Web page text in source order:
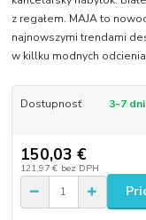
z regałem. MAJA to
najnowszymi trendami
w killku modnych
Dostupnosť 3-7 dni
150,03 €
121,97 € bez DPH